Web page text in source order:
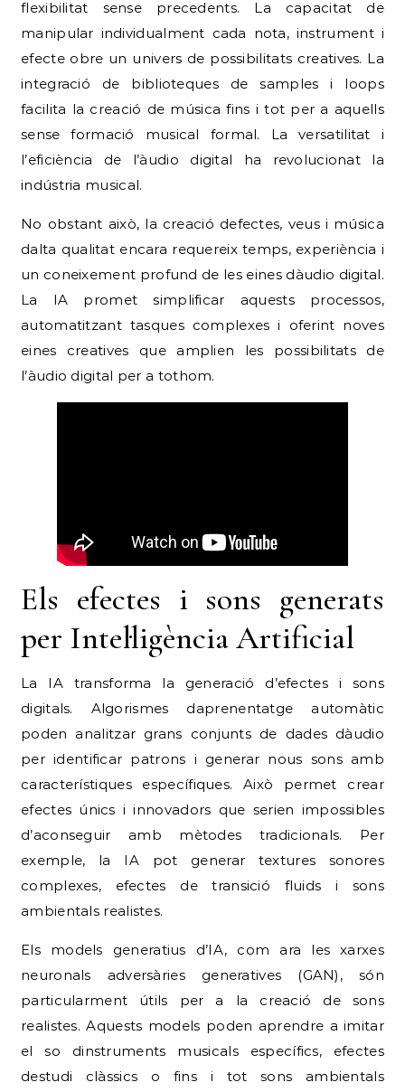
flexibilitat sense precedents. La capacitat de
manipular individualment cada nota, instrument i
efecte obre un univers de possibilitats creatives. La
integració de biblioteques de samples i loops
facilita la creació de música fins i tot per a aquells
sense formació musical formal. La versatilitat i
l’eficiència de l’àudio digital ha revolucionat la
indústria musical.
No obstant això, la creació defectes, veus i música
dalta qualitat encara requereix temps, experiència i
un coneixement profund de les eines dàudio digital.
La IA promet simplificar aquests processos,
automatitzant tasques complexes i oferint noves
eines creatives que amplien les possibilitats de
l’àudio digital per a tothom.
Els efectes i sons generats
per Intel·ligència Artificial
La IA transforma la generació d’efectes i sons
digitals. Algorismes daprenentatge automàtic
poden analitzar grans conjunts de dades dàudio
per identificar patrons i generar nous sons amb
característiques específiques. Això permet crear
efectes únics i innovadors que serien impossibles
d’aconseguir amb mètodes tradicionals. Per
exemple, la IA pot generar textures sonores
complexes, efectes de transició fluids i sons
ambientals realistes.
Els models generatius d’IA, com ara les xarxes
neuronals adversàries generatives (GAN), són
particularment útils per a la creació de sons
realistes. Aquests models poden aprendre a imitar
el so dinstruments musicals específics, efectes
destudi clàssics o fins i tot sons ambientals